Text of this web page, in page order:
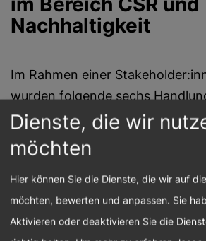
Nachhaltigkeit
Im Rahmen einer
wurden folgende sechs
identifiziert: Integrität &
Kundenfokus & Intelligence,
Mitarbeiter:innenförderung, -
gesundheit, Diversität &
Emissionen & Klimaschutz sowie
gesellschaftliches Engagement.
Dienste, die wir
möchten
Hier können Sie die Dienste, die wir auf
möchten, bewerten und anpassen. Sie
Aktivieren oder deaktivieren Sie die